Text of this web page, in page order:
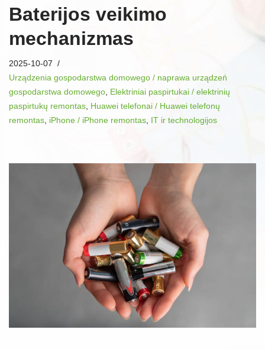
Baterijos veikimo
mechanizmas
2025-10-07
Urządzenia gospodarstwa domowego / naprawa urządzeń
gospodarstwa domowego Elektriniai paspirtukai / elektrinių
paspirtukų remontas Huawei telefonai / Huawei telefonų
remontas iPhone / iPhone remontas IT ir technologijos